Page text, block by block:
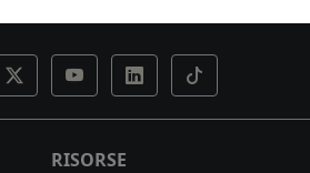
RISORSE